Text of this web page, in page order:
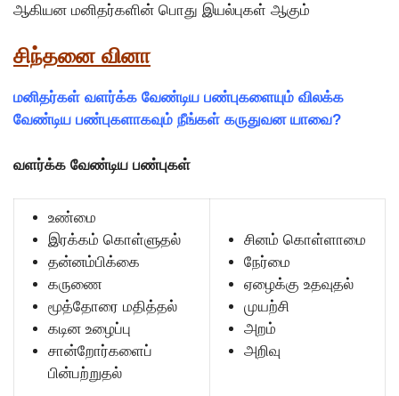
ஆகியன மனிதர்களின் பொது இயல்புகள் ஆகும்
சிந்தனை வினா
மனிதர்கள் வளர்க்க வேண்டிய பண்புகளையும் விலக்க
வேண்டிய பண்புகளாகவும் நீங்கள் கருதுவன யாவை?
வளர்க்க வேண்டிய பண்புகள்
உண்மை
இரக்கம் கொள்ளுதல்
தன்னம்பிக்கை
கருணை
மூத்தோரை மதித்தல்
கடின உழைப்பு
சான்றோர்களைப்
பின்பற்றுதல்
சினம் கொள்ளாமை
நேர்மை
ஏழைக்கு உதவுதல்
முயற்சி
அறம்
அறிவு